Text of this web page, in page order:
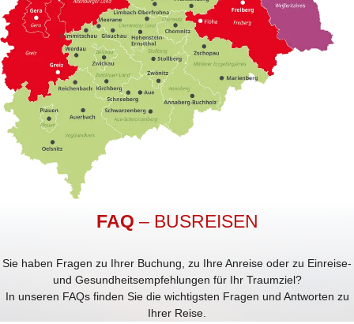
FAQ – BUSREISEN
Sie haben Fragen zu Ihrer Buchung, zu Ihre Anreise oder zu Einreise-
und Gesundheitsempfehlungen für Ihr Traumziel?
In unseren FAQs finden Sie die wichtigsten Fragen und Antworten zu
Ihrer Reise.